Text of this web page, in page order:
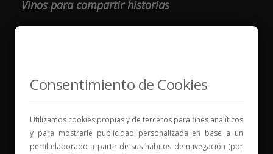
Vinos para compartir historias
Consentimiento de Cookies
Utilizamos cookies propias y de terceros para fines analíticos
y para mostrarle publicidad personalizada en base a un
perfil elaborado a partir de sus hábitos de navegación (por